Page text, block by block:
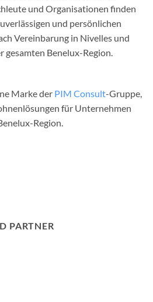
und Organisationen finden
und persönlichen
Vereinbarung in Nivelles und
Benelux-Region.
Marke der PIM Consult-Gruppe,
für Unternehmen
Region.
PARTNER